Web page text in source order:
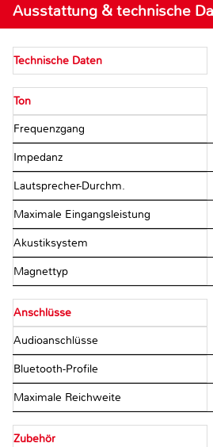
Ausstattung & technische
Technische Daten
Ton
Frequenzgang
Impedanz
Lautsprecher-Durchm.
Maximale Eingangsleistung
Akustiksystem
Magnettyp
Anschlüsse
Audioanschlüsse
Bluetooth-Profile
Maximale Reichweite
Zubehör